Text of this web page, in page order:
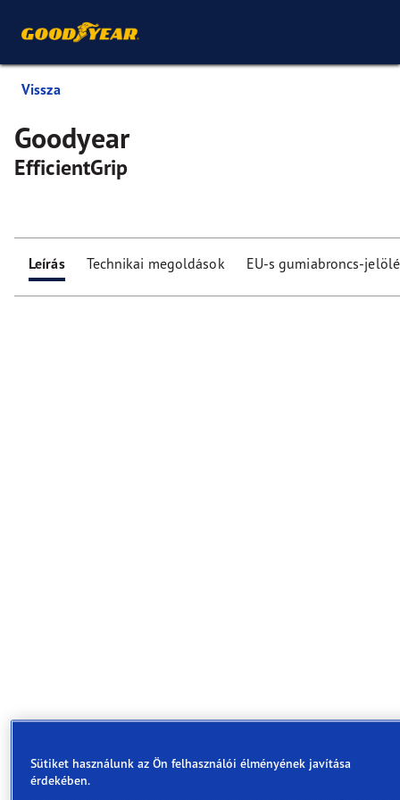
Vissza
Goodyear
EfficientGrip
Leírás Technikai megoldások EU-s gumiabroncs-
takarékos gumiabroncs.
Sütiket használunk az Ön felhasználói élményének javítása
érdekében.